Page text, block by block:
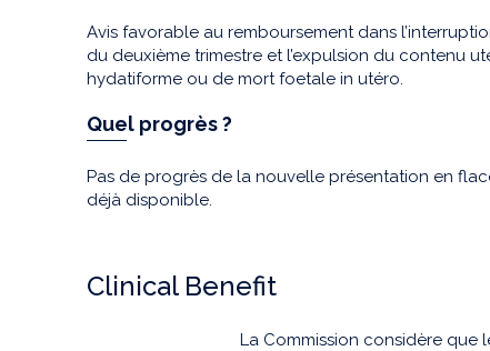
Avis favorable au remboursement dans
du deuxième trimestre et l’expulsion du contenu
hydatiforme ou de mort foetale in utéro.
Quel progrès ?
Pas de progrès de la nouvelle présentation en
déjà disponible.
Clinical Benefit
La Commission considère que